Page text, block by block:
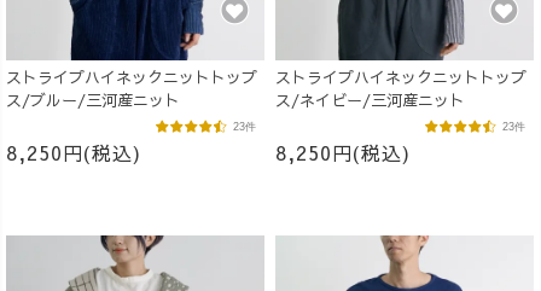
ストライプハイネックニットトップ
ス/ブルー/三河産ニット
8,250円(税込)
23件
ストライプハイネックニットトップ
ス/ネイビー/三河産ニット
8,250円(税込)
23件